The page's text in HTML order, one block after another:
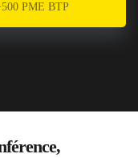
PME BTP